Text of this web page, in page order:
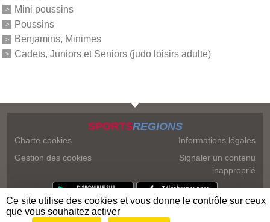
Mini poussins
Poussins
Benjamins, Minimes
Cadets, Juniors et Seniors (judo loisirs adulte)
SPORTSREGIONS
Charte cookies
Gestion des cookies
Informations légales
Signaler un contenu
inapproprié
Ce site utilise des cookies et vous donne le contrôle sur ceux
que vous souhaitez activer